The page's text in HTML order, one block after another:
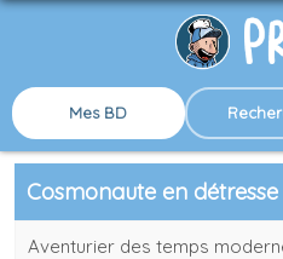
Mes BD
Cosmonaute en détresse
Aventurier des temps